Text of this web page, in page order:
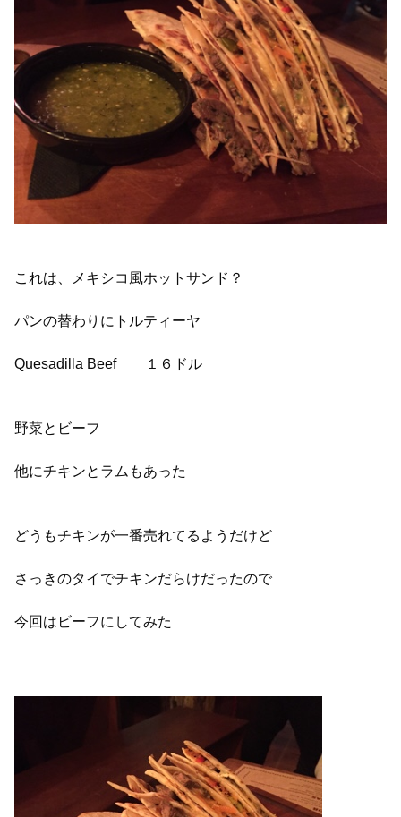
これは、メキシコ風ホットサンド？
パンの替わりにトルティーヤ
Quesadilla Beef １６ドル
野菜とビーフ
他にチキンとラムもあった
どうもチキンが一番売れてるようだけど
さっきのタイでチキンだらけだったので
今回はビーフにしてみた